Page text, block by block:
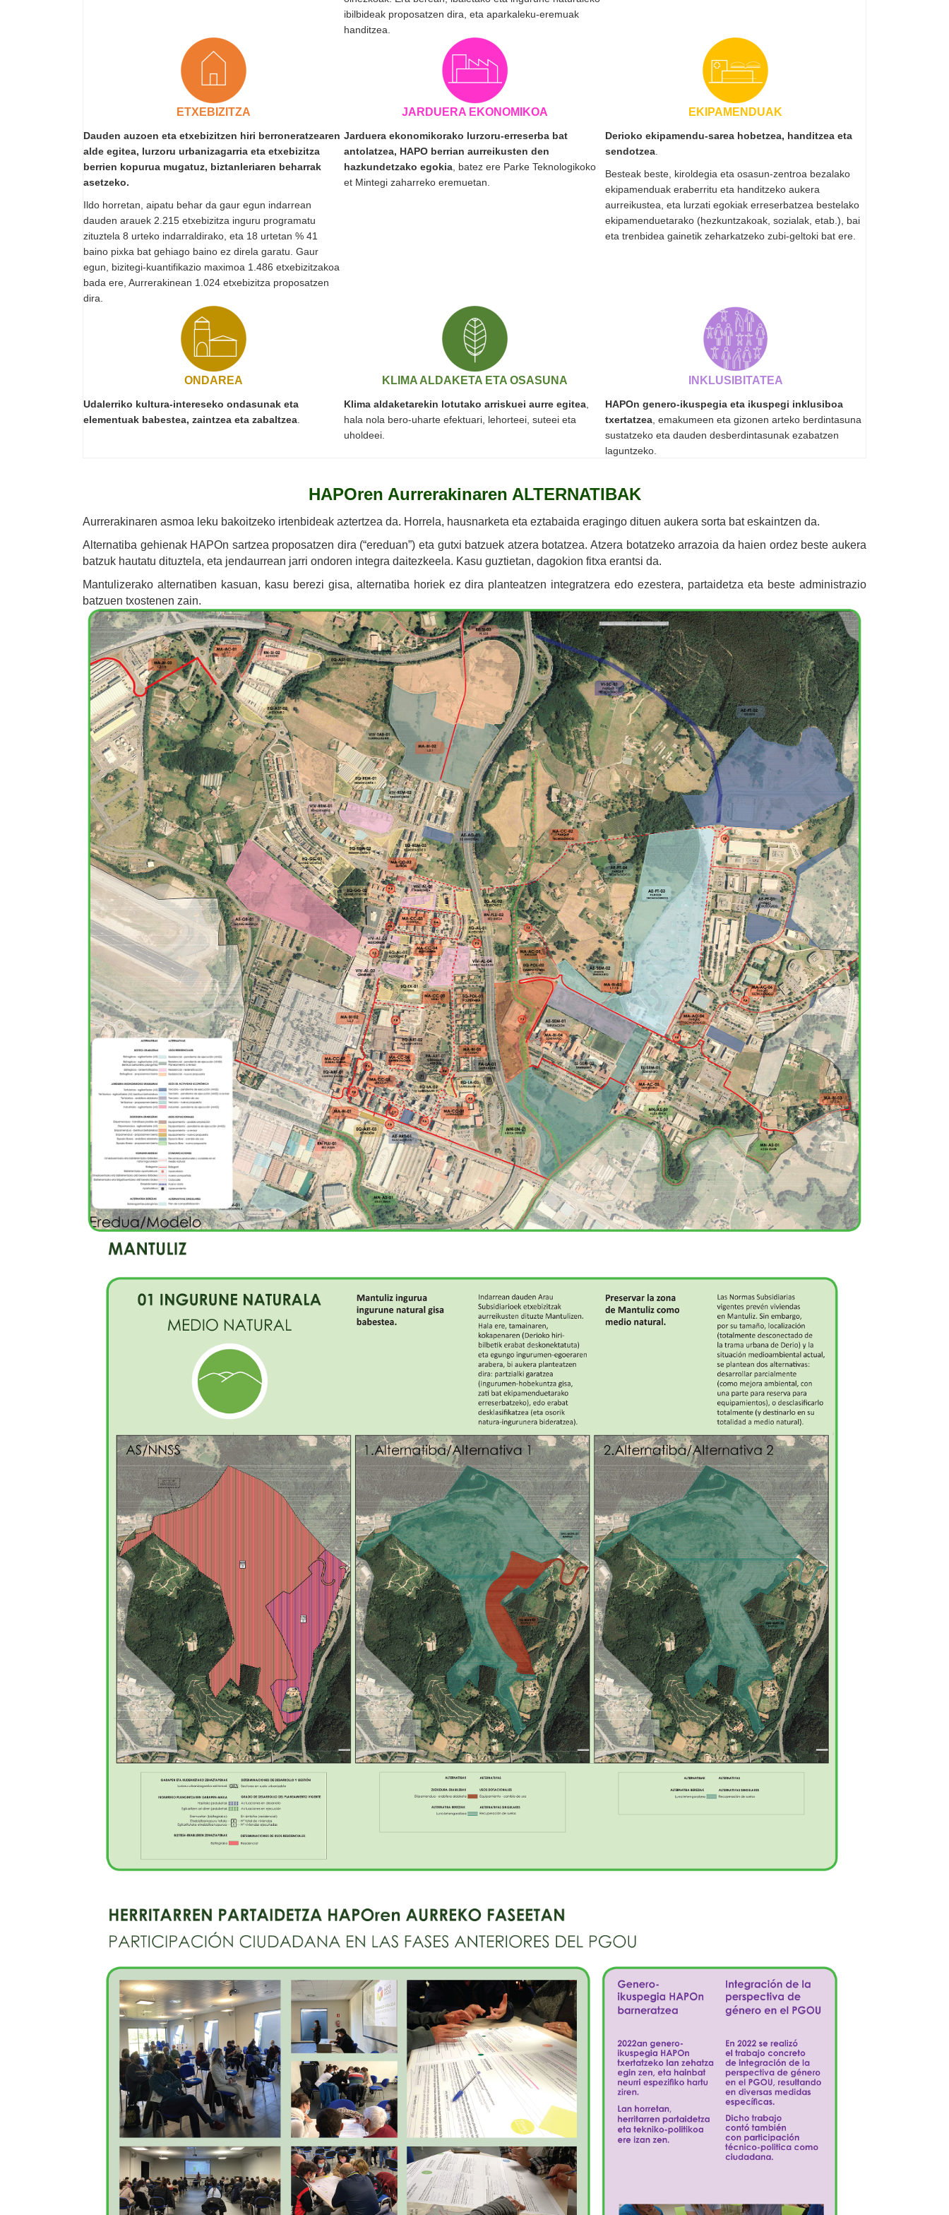
ibilbideak proposatzen dira, eta aparkaleku-eremuak
handitzea.
ETXEBIZITZA
Dauden auzoen eta etxebizitzen hiri berroneratzearen
alde egitea, lurzoru urbanizagarria eta etxebizitza
berrien kopurua mugatuz, biztanleriaren beharrak
asetzeko.
Ildo horretan, aipatu behar da gaur egun indarrean
dauden arauek 2.215 etxebizitza inguru programatu
zituztela 8 urteko indarraldirako, eta 18 urtetan % 41
baino pixka bat gehiago baino ez direla garatu. Gaur
egun, bizitegi-kuantifikazio maximoa 1.486 etxebizitzakoa
bada ere, Aurrerakinean 1.024 etxebizitza proposatzen
dira.
JARDUERA EKONOMIKOA
Jarduera ekonomikorako lurzoru-erreserba bat
antolatzea, HAPO berrian aurreikusten den
hazkundetzako egokia, batez ere Parke Teknologikoko
et Mintegi zaharreko eremuetan.
EKIPAMENDUAK
Derioko ekipamendu-sarea hobetzea, handitzea eta
sendotzea.
Besteak beste, kiroldegia eta osasun-zentroa bezalako
ekipamenduak eraberritu eta handitzeko aukera
aurreikustea, eta lurzati egokiak erreserbatzea bestelako
ekipamenduetarako (hezkuntzakoak, sozialak, etab.), bai
eta trenbidea gainetik zeharkatzeko zubi-geltoki bat ere.
ONDAREA
Udalerriko kultura-intereseko ondasunak eta
elementuak babestea, zaintzea eta zabaltzea.
KLIMA ALDAKETA ETA OSASUNA
Klima aldaketarekin lotutako arriskuei aurre egitea,
hala nola bero-uharte efektuari, lehorteei, suteei eta
uholdeei.
INKLUSIBITATEA
HAPOn genero-ikuspegia eta ikuspegi inklusiboa
txertatzea, emakumeen eta gizonen arteko berdintasuna
sustatzeko eta dauden desberdintasunak ezabatzen
laguntzeko.
HAPOren Aurrerakinaren ALTERNATIBAK
Aurrerakinaren asmoa leku bakoitzeko irtenbideak aztertzea da. Horrela, hausnarketa eta eztabaida eragingo dituen aukera sorta bat eskaintzen da.
Alternatiba gehienak HAPOn sartzea proposatzen dira (“ereduan”) eta gutxi batzuek atzera botatzea. Atzera botatzeko arrazoia da haien ordez beste aukera
batzuk hautatu dituztela, eta jendaurrean jarri ondoren integra daitezkeela. Kasu guztietan, dagokion fitxa erantsi da.
Mantulizerako alternatiben kasuan, kasu berezi gisa, alternatiba horiek ez dira planteatzen integratzera edo ezestera, partaidetza eta beste administrazio
batzuen txostenen zain.